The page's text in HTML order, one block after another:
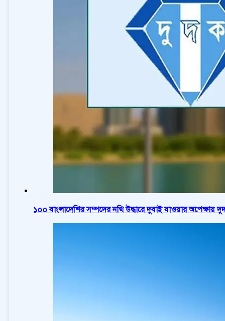
১০০ বাংলাদেশির সম্পদের নথি উদ্ধারে দুবাই যাওয়ার অপেক্ষায়